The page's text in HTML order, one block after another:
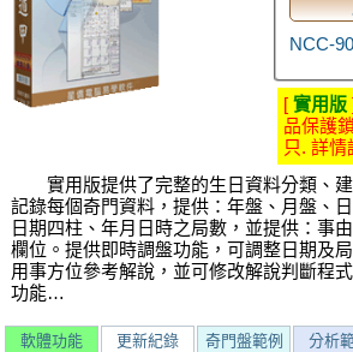
NCC-
[實用版
品保護
只. 詳
實用版提供了完整的生日資料分類、
記錄每個奇門資料，提供：年盤、月盤、
日期四柱、年月日時之局數，並提供：事
欄位。提供即時調盤功能，可調整日期及
用事方位參考解說，並可修改解說判斷程
功能…
軟體功能 更新紀錄 奇門盤範例 分析